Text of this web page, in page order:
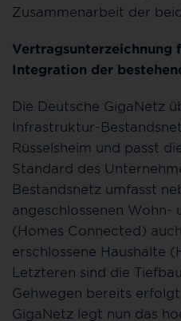
Zusammenarbeit der
Vertragsunterzeichnung
Integration der
Die Deutsche GigaNetz
Infrastruktur-
Rüsselsheim und passt
Standard des
Bestandsnetz umfasst
angeschlossenen Wohn-
(Homes Connected)
erschlossene Haushalte
Letzteren sind die
Gehwegen bereits
GigaNetz legt nun das